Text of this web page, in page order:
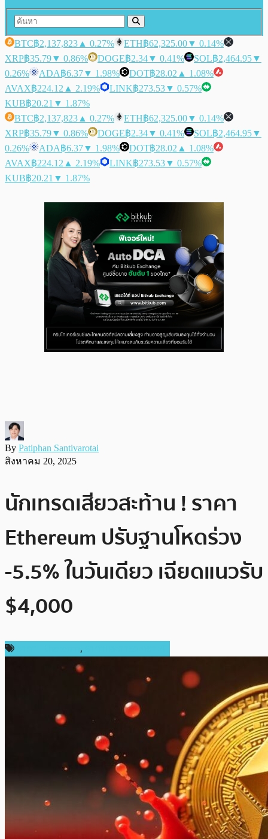
BTC฿2,137,823 ▲ 0.27% ETH฿62,325.00▼ 0.14%
XRP฿35.79▼ 0.86% DOGE฿2.34▼ 0.41% SOL฿2,464.95▼
0.26%
ADA฿6.37▼ 1.98% DOT฿28.02 ▲ 1.08%
AVAX฿224.12 ▲ 2.19% LINK฿273.53▼ 0.57%
KUB฿20.21 ▼ 1.87%
BTC฿2,137,823 ▲ 0.27% ETH฿62,325.00▼ 0.14%
XRP฿35.79▼ 0.86% DOGE฿2.34▼ 0.41% SOL฿2,464.95▼
0.26%
ADA฿6.37▼ 1.98% DOT฿28.02 ▲ 1.08%
AVAX฿224.12 ▲ 2.19% LINK฿273.53▼ 0.57%
KUB฿20.21 ▼ 1.87%
By Patiphan Santivarotai
สิงหาคม 20, 2025
นักเทรดเสียวสะท้าน ! ราคา
Ethereum ปรับฐานโหดร่วง
-5.5% ในวันเดียว เฉียดแนวรับ
$4,000
,